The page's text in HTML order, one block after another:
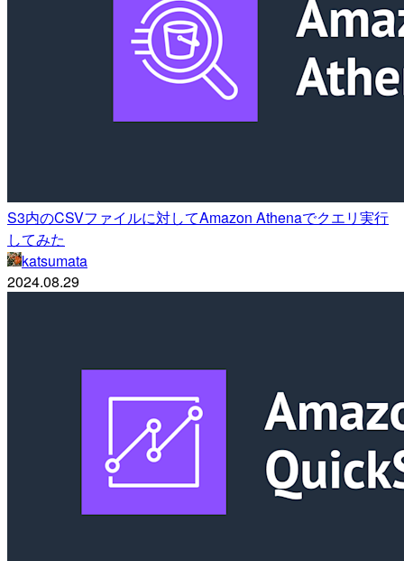
S3内のCSVファイルに対してAmazon Athenaでクエリ実行
してみた
katsumata
2024.08.29